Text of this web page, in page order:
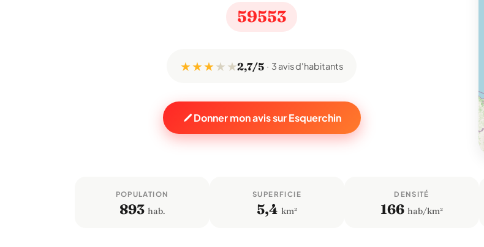
59553
★ ★ ★★ ★2,7/5 3 avis d'habitants
Donner mon avis sur Esquerchin
POPULATION
893 hab.
SUPERFICIE
5,4 km²
DENSITÉ
166 hab/km²